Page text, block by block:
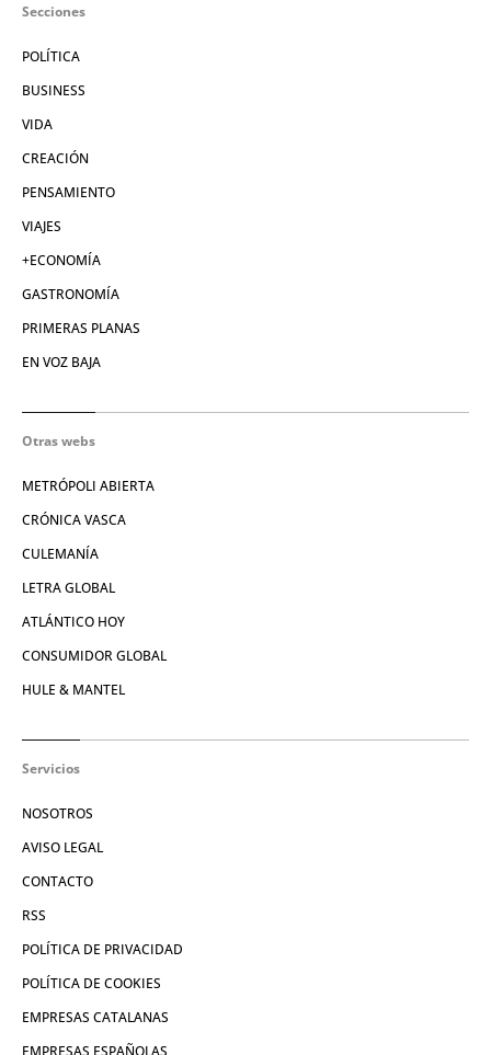
Secciones
POLÍTICA
BUSINESS
VIDA
CREACIÓN
PENSAMIENTO
VIAJES
+ECONOMÍA
GASTRONOMÍA
PRIMERAS PLANAS
EN VOZ BAJA
Otras webs
METRÓPOLI ABIERTA
CRÓNICA VASCA
CULEMANÍA
LETRA GLOBAL
ATLÁNTICO HOY
CONSUMIDOR GLOBAL
HULE & MANTEL
Servicios
NOSOTROS
AVISO LEGAL
CONTACTO
RSS
POLÍTICA DE PRIVACIDAD
POLÍTICA DE COOKIES
EMPRESAS CATALANAS
EMPRESAS ESPAÑOLAS